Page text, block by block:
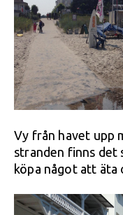
Vy från havet upp
stranden finns det
köpa något att äta